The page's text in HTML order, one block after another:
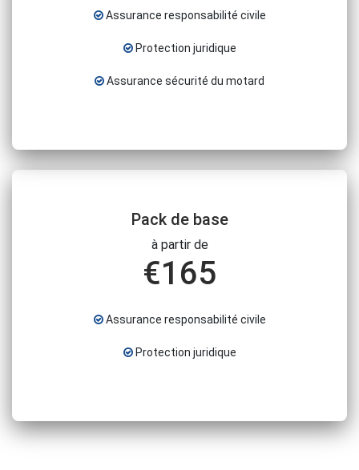
Assurance responsabilité civile
Protection juridique
Assurance sécurité du motard
Pack de base
à partir de
€165
Assurance responsabilité civile
Protection juridique